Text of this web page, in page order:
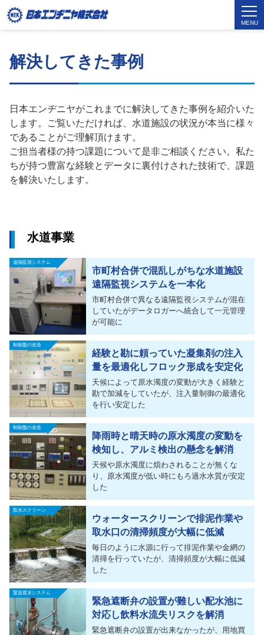
MENU
解決してきた事例
日本エンヂニヤがこれまでに解決してきた事例を紹介いた
します。ご覧いただければ、水道施設の状況が本当に様々
であることがご理解頂けます。
ご担当者様の持つ課題について是非ご相談ください。私た
ちが持つ豊富な経験とデータに裏付けされた技術で、課題
を解決いたします。
水道事業
遠隔監視システム
市町村合併で混乱しがちな水道施設
遠隔監視システムを一本化
市町村合併で異なる遠隔監視システムが混在
していたがデータロガーへ統合して一元管理
が可能に
制御盤の改造
経験と勘に頼っていた凝集剤の注入
量を最適化しフロック形成を安定化
天候によって原水濁度の変動が大きく経験と
勘で加減をしていたが、注入量制御の最適化
を行い安定した
制御盤の改造
降雨時と晴天時の原水濁度の変動を
検知し、アルミ検出の懸念を解消
天候や原水濁度に煩わされることが無くな
り、原水濁度が低い時にもろ過水水質が安定
した
取水スクリーン
ウォータースクリーンで排泥作業や
取水口の清掃頻度が大幅に低減
毎日のように水源に行って排泥作業や金網の
清掃を行っていたが、清掃頻度が大幅に低減
した
緊急遮水システム
緊急遮断弁の設置が難しい配水池に
対応し飲料水流失リスクを解消
緊急遮断弁の設置が出来なかったが、用地買